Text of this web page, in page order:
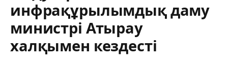
инфрақұрылымдық даму
министрі Атырау
халқымен кездесті